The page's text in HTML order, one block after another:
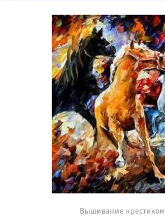
Вышивание крестиком